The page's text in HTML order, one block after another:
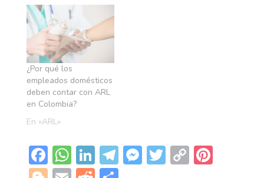
¿Por qué los
empleados domésticos
deben contar con ARL
en Colombia?
En «ARL»
F WLi T M T C Pi